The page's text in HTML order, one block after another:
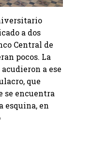
a dos
Central de
pocos. La
a ese
que
se encuentra
esquina, en